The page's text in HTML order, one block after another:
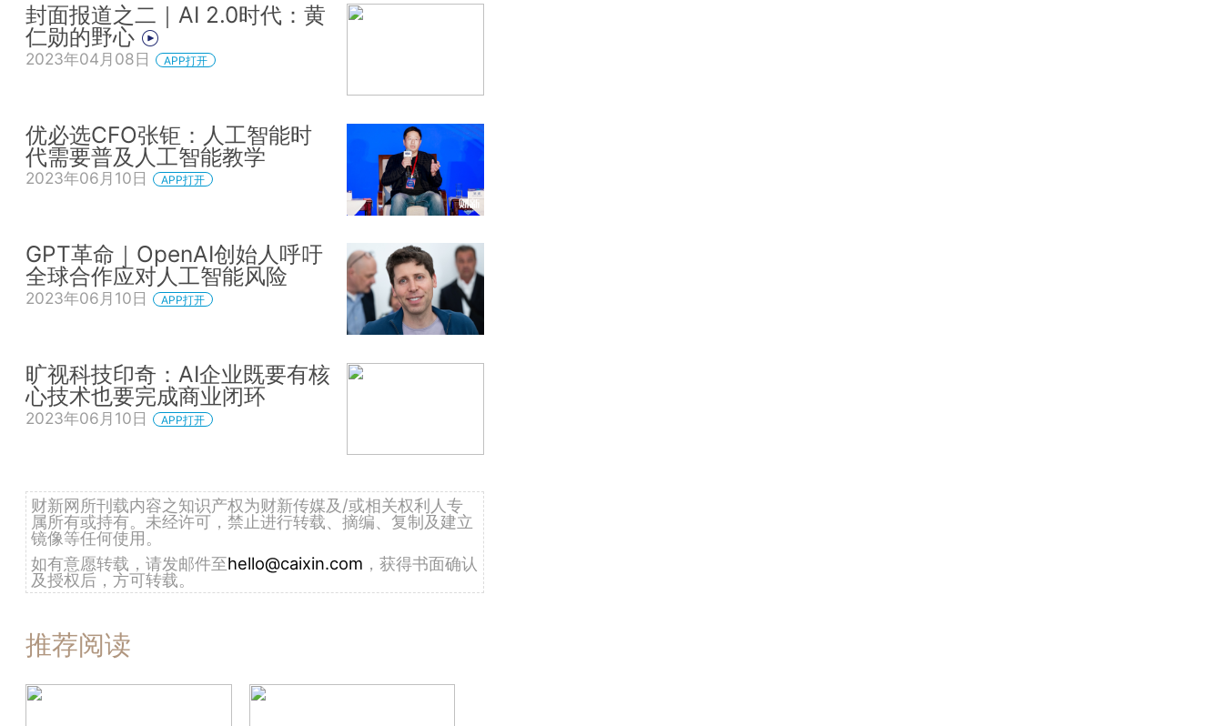
封面报道之二｜AI 2.0时代：黄
仁勋的野心
2023年04月08日 APP打开
优必选CFO张钜：人工智能时
代需要普及人工智能教学
2023年06月10日 APP打开
GPT革命｜OpenAI创始人呼吁
全球合作应对人工智能风险
2023年06月10日 APP打开
旷视科技印奇：AI企业既要有核
心技术也要完成商业闭环
2023年06月10日 APP打开
财新网所刊载内容之知识产权为财新传媒及/或相关权利人专
属所有或持有。未经许可，禁止进行转载、摘编、复制及建立
镜像等任何使用。
如有意愿转载，请发邮件至hello@caixin.com ，获得书面确认
及授权后，方可转载。
推荐阅读